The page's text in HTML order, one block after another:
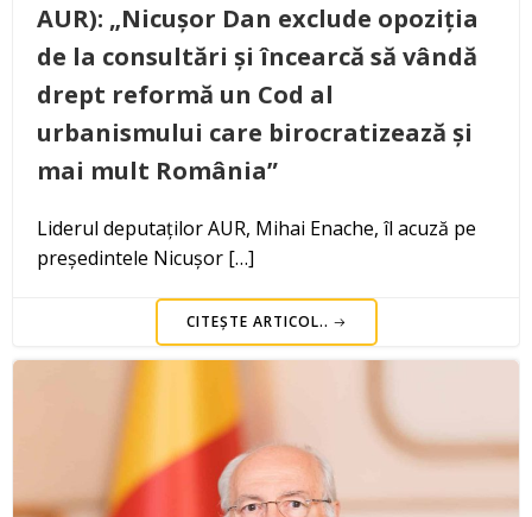
AUR): „Nicușor Dan exclude opoziția
de la consultări și încearcă să vândă
drept reformă un Cod al
urbanismului care birocratizează și
mai mult România”
Liderul deputaților AUR, Mihai Enache, îl acuză pe
președintele Nicușor […]
CITEȘTE ARTICOL..